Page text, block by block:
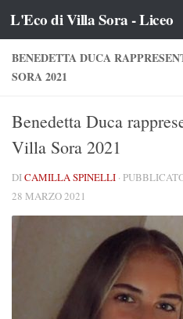
Salta al contenuto
L'Eco di Villa Sora - Liceo
BENEDETTA DUCA
SORA 2021
Benedetta Duca
Villa Sora 2021
DICAMILLA SPINELLI ·
28 MARZO 2021